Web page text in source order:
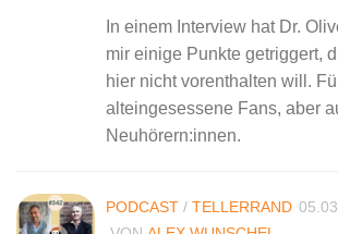
In einem Interview hat Dr.
mir einige Punkte getriggert,
hier nicht vorenthalten will.
alteingesessene Fans, aber
Neuhörern:innen.
PODCAST / TELLERRAND